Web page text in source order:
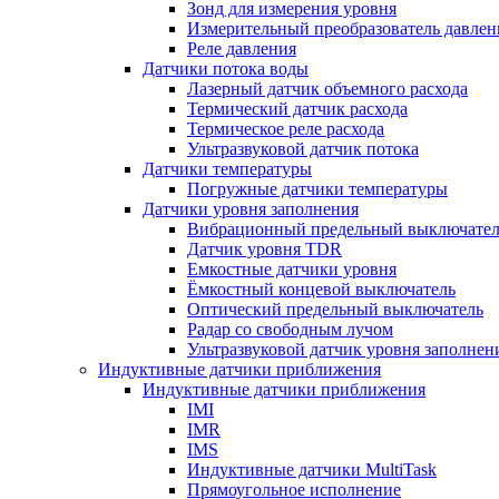
Зонд для измерения уровня
Измерительный преобразователь
Реле давления
Датчики потока воды
Лазерный датчик объемного расхода
Термический датчик расхода
Термическое реле расхода
Ультразвуковой датчик потока
Датчики температуры
Погружные датчики температуры
Датчики уровня заполнения
Вибрационный предельный
Датчик уровня TDR
Емкостные датчики уровня
Ёмкостный концевой выключатель
Оптический предельный выключатель
Радар со свободным лучом
Ультразвуковой датчик уровня
Индуктивные датчики приближения
Индуктивные датчики приближения
IMI
IMR
IMS
Индуктивные датчики MultiTask
Прямоугольное исполнение